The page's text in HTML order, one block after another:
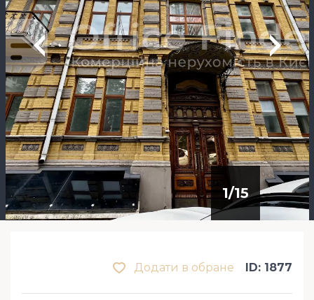
1/15
Додати в обране ID: 1877